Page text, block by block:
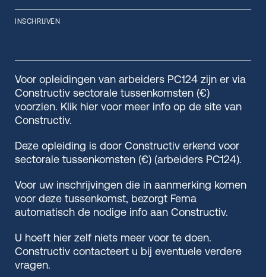
INSCHRIJVEN
Voor opleidingen van arbeiders PC124 zijn er via
Constructiv sectorale tussenkomsten (€)
voorzien. Klik hier voor meer info op de site van
Constructiv.
Deze opleiding is door Constructiv erkend voor
sectorale tussenkomsten (€) (arbeiders PC124).
Voor uw inschrijvingen die in aanmerking komen
voor deze tussenkomst, bezorgt Fema
automatisch de nodige info aan Constructiv.
U hoeft hier zelf niets meer voor te doen.
Constructiv contacteert u bij eventuele verdere
vragen.